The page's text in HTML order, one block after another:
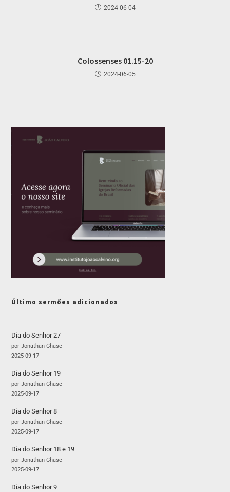
2024-06-04
Colossenses 01.15-20
2024-06-05
Último sermões adicionados
Dia do Senhor 27
por Jonathan Chase
2025-09-17
Dia do Senhor 19
por Jonathan Chase
2025-09-17
Dia do Senhor 8
por Jonathan Chase
2025-09-17
Dia do Senhor 18 e 19
por Jonathan Chase
2025-09-17
Dia do Senhor 9